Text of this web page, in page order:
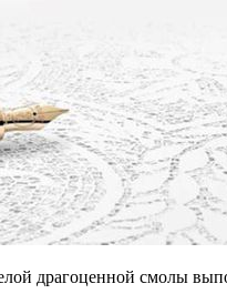
драгоценной смолы